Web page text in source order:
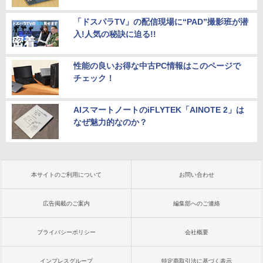
「ドスパラTV」の配信現場に“PAD”撮影班が潜
入!人気の秘訣に迫る!!
性能の良いお得な中古PC情報はこのページで
チェック！
AIスマートノートのiFLYTEK「AINOTE 2」は
なぜ魅力的なのか？
本サイトのご利用について お問い合わせ
広告掲載のご案内 編集部へのご連絡
プライバシーポリシー 会社概要
インプレスグループ 特定商取引法に基づく表示